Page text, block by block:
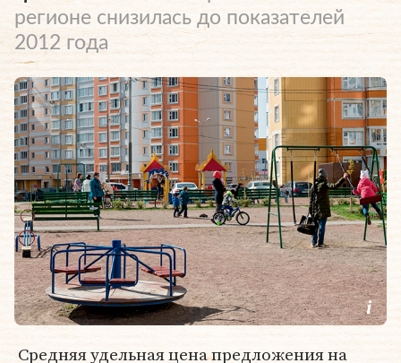
регионе снизилась до показателей
2012 года
Средняя удельная цена предложения на